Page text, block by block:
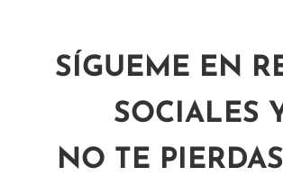
SÍGUEME EN
SOCIALES
NO TE